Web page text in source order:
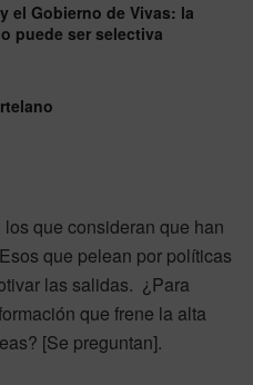
el Gobierno de Vivas: la
puede ser selectiva
que consideran que han
que pelean por políticas
las salidas. ¿Para
que frene la alta
[Se preguntan].